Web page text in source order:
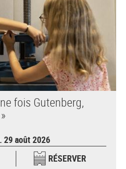
fois Gutenberg,
29 août 2026
RÉSERVER